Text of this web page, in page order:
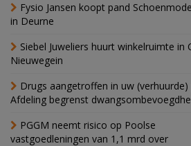
Fysio Jansen koopt pand
in Deurne
Siebel Juweliers huurt winkelruimte in
Nieuwegein
Drugs aangetroffen in uw (verhuurde)
Afdeling begrenst
PGGM neemt risico op Poolse
vastgoedleningen van 1,1 mrd over